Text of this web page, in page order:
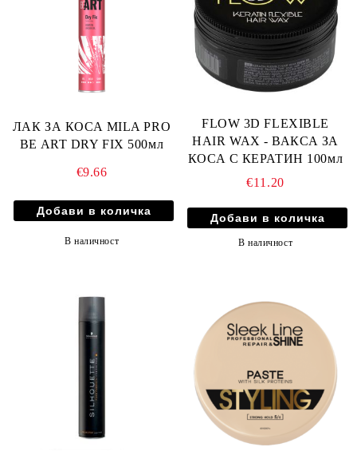
ЛАК ЗА КОСА MILA PRO
BE ART DRY FIX 500мл
€9.66
В наличност
FLOW 3D FLEXIBLE
HAIR WAX - ВАКСА ЗА
КОСА С КЕРАТИН 100мл
€11.20
В наличност